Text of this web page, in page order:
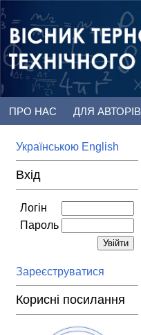
ПРО НАС ДЛЯ АВТОРІВ
Українською English
Вхід
Логін
Пароль
Зареєструватися
Корисні посилання